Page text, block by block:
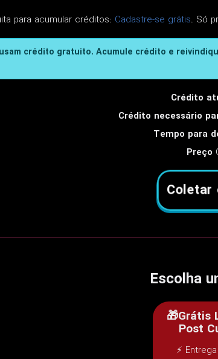
para acumular créditos: Cadastre-se grátis. Só
crédito gratuito. Acumule crédito e
Crédito
Crédito necessário
Tempo para
Preço
Escolha
🎁Grátis
Post
⚡